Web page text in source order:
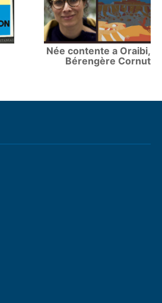
Née contente a Oraibi,
Bérengère Cornut